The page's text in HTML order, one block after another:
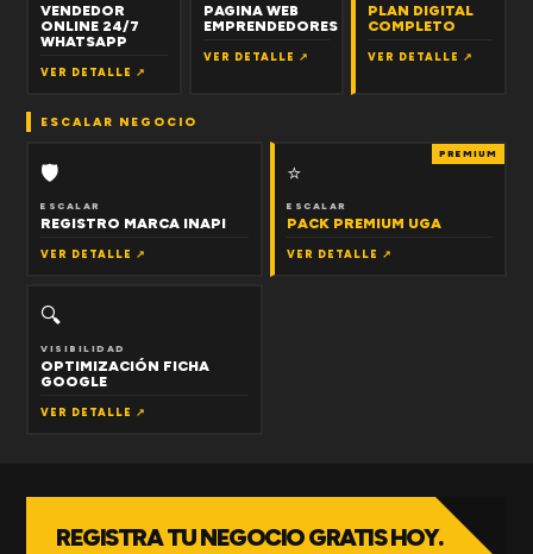
VENDEDOR
ONLINE 24/7
WHATSAPP
VER DETALLE ↗
PAGINA WEB
EMPRENDEDORES
VER DETALLE ↗
PLAN DIGITAL
COMPLETO
VER DETALLE ↗
ESCALAR NEGOCIO
🛡
ESCALAR
REGISTRO MARCA INAPI
VER DETALLE ↗
PREMIUM
⭐
ESCALAR
PACK PREMIUM UGA
VER DETALLE ↗
🔍
VISIBILIDAD
OPTIMIZACIÓN FICHA
GOOGLE
VER DETALLE ↗
REGISTRA TU NEGOCIO GRATIS HOY.